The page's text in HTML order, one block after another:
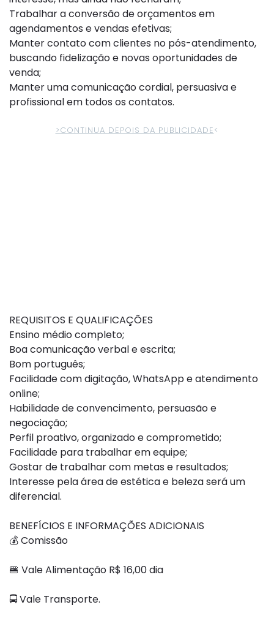
Trabalhar a conversão de orçamentos em
agendamentos e vendas efetivas;
Manter contato com clientes no pós-atendimento,
buscando fidelização e novas oportunidades de
venda;
Manter uma comunicação cordial, persuasiva e
profissional em todos os contatos.
>CONTINUA DEPOIS DA PUBLICIDADE<
REQUISITOS E QUALIFICAÇÕES
Ensino médio completo;
Boa comunicação verbal e escrita;
Bom português;
Facilidade com digitação, WhatsApp e atendimento
online;
Habilidade de convencimento, persuasão e
negociação;
Perfil proativo, organizado e comprometido;
Facilidade para trabalhar em equipe;
Gostar de trabalhar com metas e resultados;
Interesse pela área de estética e beleza será um
diferencial.
BENEFÍCIOS E INFORMAÇÕES ADICIONAIS
💰 Comissão
🍔 Vale Alimentação R$ 16,00 dia
🚍 Vale Transporte.